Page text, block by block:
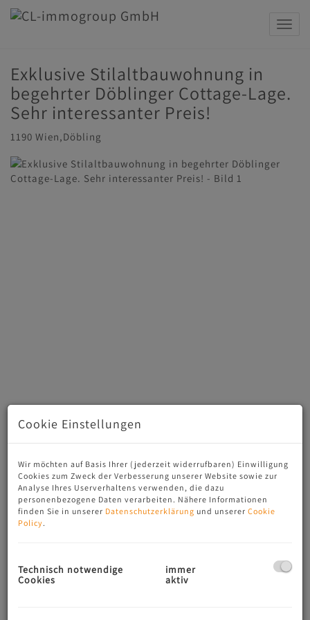
Exklusive Stilaltbauwohnung in
begehrter Döblinger Cottage-Lage.
Sehr interessanter Preis!
1190 Wien,Döbling
Beschreibung
!!Exklusive!! Stilaltbauwohnung in begehrter Döblinger
Diese großzügige 7-Zimmer-Wohnung mit ca. 239 m²
Wohnfläche vereint klassischen Altbaucharme mit
Cookie Einstellungen
Wir möchten auf Basis Ihrer (jederzeit widerrufbaren) Einwilligung
Cookies zum Zweck der Verbesserung unserer Website sowie zur
Analyse Ihres Userverhaltens verwenden, die dazu
personenbezogene Daten verarbeiten. Nähere Informationen
finden Sie in unserer Datenschutzerklärung und unserer Cookie
Policy.
Technisch notwendige
Cookies
immer
aktiv